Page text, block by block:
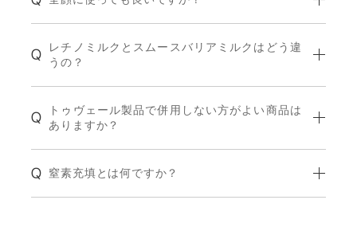
レチノミルクとスムースバリアミルクはどう違
うの？
トゥヴェール製品で併用しない方がよい商品は
ありますか？
窒素充填とは何ですか？